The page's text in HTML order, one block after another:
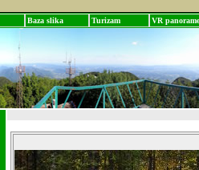
Baza slika Turizam VR panorame